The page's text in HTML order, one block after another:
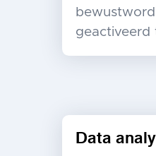
geactiveerd
Data